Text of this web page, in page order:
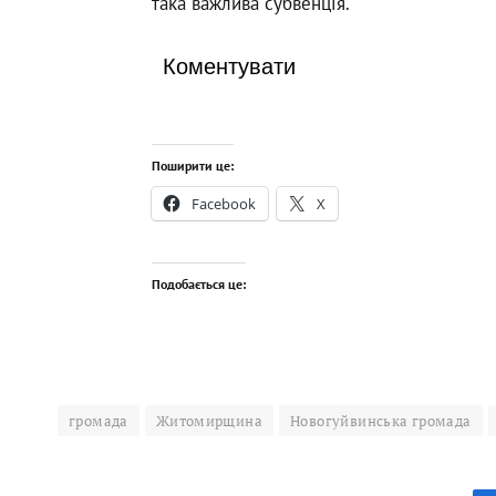
Коментувати
Поширити це:
Facebook X
Подобається це:
громада Житомирщина Новогуйвинська громада